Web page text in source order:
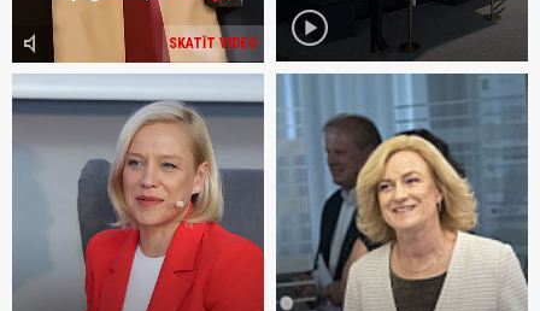
SKATĪT VIDEO
volume_mute play_circle